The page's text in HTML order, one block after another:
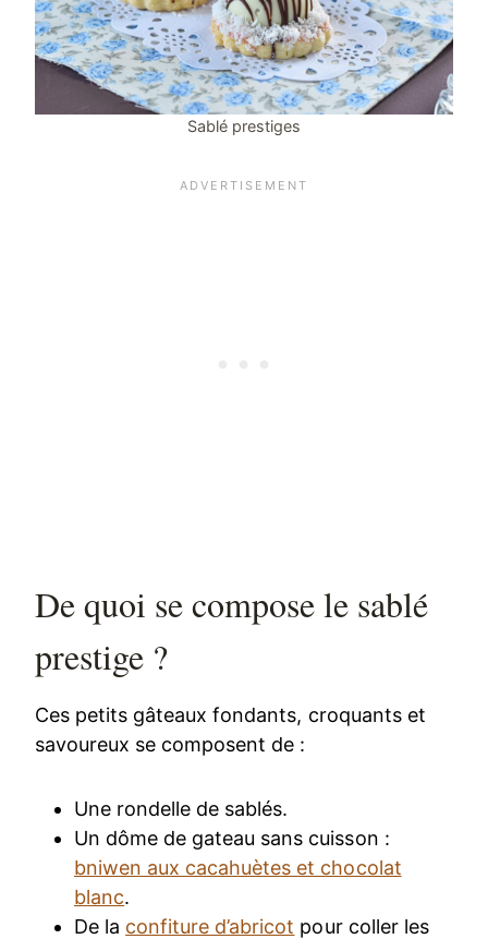
Sablé prestiges
De quoi se compose le sablé
prestige ?
Ces petits gâteaux fondants, croquants et
savoureux se composent de :
Une rondelle de sablés.
Un dôme de gateau sans cuisson :
bniwen aux cacahuètes et chocolat
blanc.
De la confiture d’abricot pour coller les